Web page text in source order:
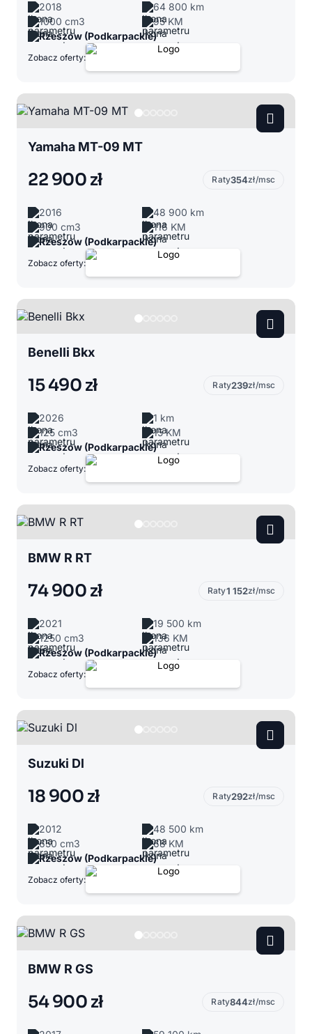
2018
64 800 km
1000 cm3
95 KM
Rzeszów (Podkarpackie)
Zobacz oferty:
Yamaha MT-09 MT
22 900 zł Raty354zł/msc
2016
48 900 km
900 cm3
116 KM
Rzeszów (Podkarpackie)
Zobacz oferty:
Benelli Bkx
15 490 zł Raty239zł/msc
2026
1 km
125 cm3
15 KM
Rzeszów (Podkarpackie)
Zobacz oferty:
BMW R RT
74 900 zł Raty1 152zł/msc
2021
19 500 km
1250 cm3
136 KM
Rzeszów (Podkarpackie)
Zobacz oferty:
Suzuki Dl
18 900 zł Raty292zł/msc
2012
48 500 km
650 cm3
68 KM
Rzeszów (Podkarpackie)
Zobacz oferty:
BMW R GS
54 900 zł Raty844zł/msc